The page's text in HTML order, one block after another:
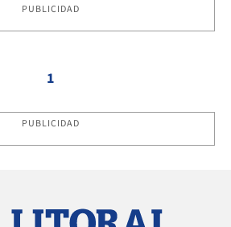
PUBLICIDAD
1
PUBLICIDAD